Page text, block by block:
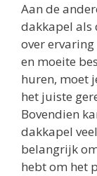
Aan de
dakkapel als
over
en moeite
huren, moet
het juiste
Bovendien
dakkapel
belangrijk
hebt om het